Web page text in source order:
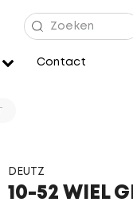
Contact
DEUTZ
10-52 WIEL